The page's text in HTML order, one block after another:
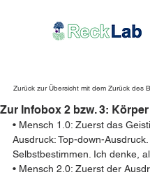
Zurück zur Übersicht mit dem Zurück des
Zur Infobox 2 bzw. 3:
• Mensch 1.0: Zuerst das
Ausdruck: Top-down-Ausdruck.
Selbstbestimmen. Ich denke,
• Mensch 2.0: Zuerst der